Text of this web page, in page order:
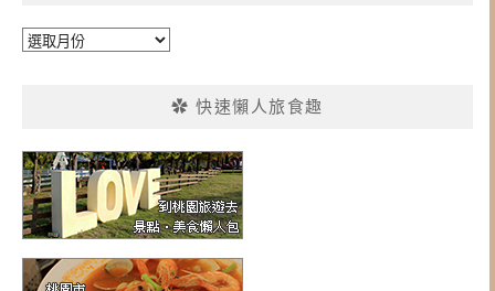
彙
✿ 快速懶人旅食趣